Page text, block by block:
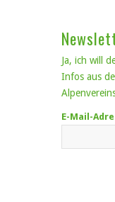
Ja, ich will
Infos aus
E-Mail-